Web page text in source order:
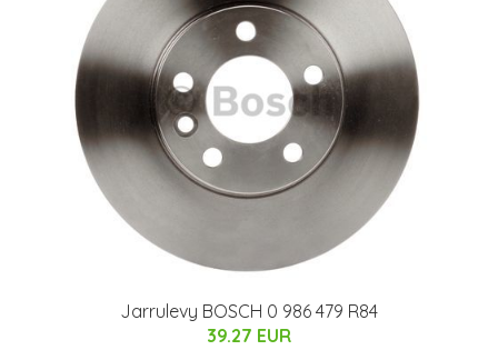
Jarrulevy BOSCH 0 986 479 R84
39.27 EUR